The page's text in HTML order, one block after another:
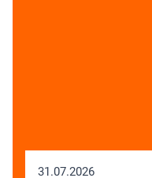
31.07.2026